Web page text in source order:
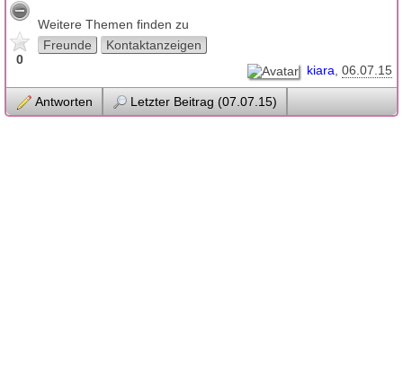
0
Weitere Themen finden zu
Freunde
Kontaktanzeigen
kiara 06.07.15
Antworten Letzter Beitrag (07.07.15)